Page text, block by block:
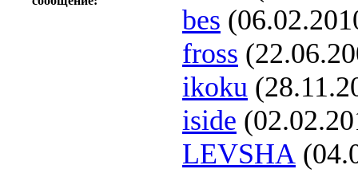
bes
fross
ikoku
iside
LEVSHA